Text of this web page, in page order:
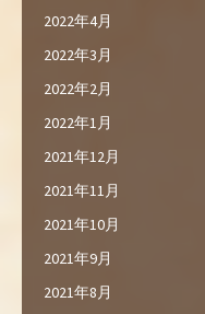
2022年4月
2022年3月
2022年2月
2022年1月
2021年12月
2021年11月
2021年10月
2021年9月
2021年8月